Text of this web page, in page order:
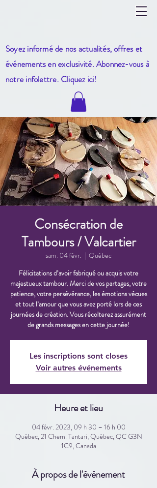
Soyez informé de nos actualités, offres et
événements en exclusivité. Abonnez-vous à
notre infolettre. Cliquez ici!
Consécration de
Tambours / Valcartier
sam. 04 févr.
  |
Québec
Félicitations d’avoir fabriqué ou acquis votre
majestueux tambour. Merci de vos partages, votre
patience, votre persévérance, les émotions vécues
et tout l’amour que vous avez porté lors de ces
journées de création. Vous récolterez assurément
de grands messages en cette journée!
Les inscriptions sont closes
Voir autres événements
Heure et lieu
04 févr. 2023, 09 h 30 – 16 h 00
Québec, 21 Chem. Tantari, Québec, QC G3N
1C9, Canada
À propos de l'événement